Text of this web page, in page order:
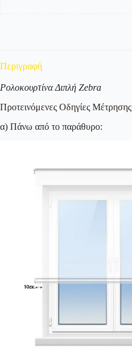
Περιγραφή
Ρολοκουρτίνα Διπλή Zebra
Προτεινόμενες Οδηγίες Μέτρησης
α) Πάνω από το παράθυρο: